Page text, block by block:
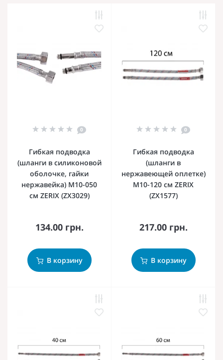
0
Гибкая подводка
(шланги в силиконовой
оболочке, гайки
нержавейка) M10-050
см ZERIX (ZX3029)
134.00 грн.
В корзину
0
Гибкая подводка
(шланги в
нержавеющей оплетке)
M10-120 см ZERIX
(ZX1577)
217.00 грн.
В корзину